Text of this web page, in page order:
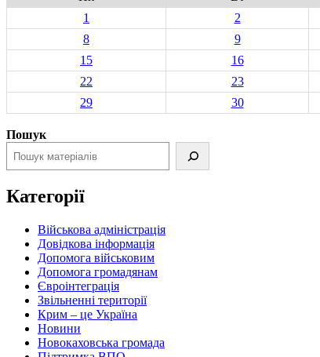
1
2
8
9
15
16
22
23
29
30
Пошук
Категорії
Військова адміністрація
Довідкова інформація
Допомога військовим
Допомога громадянам
Євроінтеграція
Звільненні території
Крим – це Україна
Новини
Новокаховська громада